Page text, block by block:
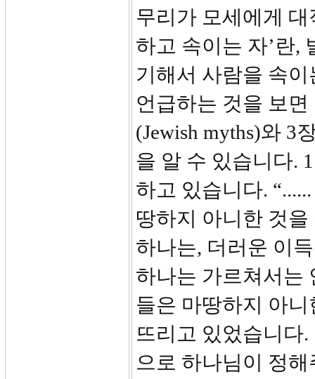
무리가 모세에게
하고 속이는 자’란,
기해서 사람을 속이
언급하는 것을 보
(Jewish myths)와 3
을 알 수 있습니다.
하고 있습니다.
땅하지 아니한 것
하나는, 더러운 이
하나는 가르쳐서는
들은 마땅하지 아
뜨리고 있었습니다.
으로 하나님이 정